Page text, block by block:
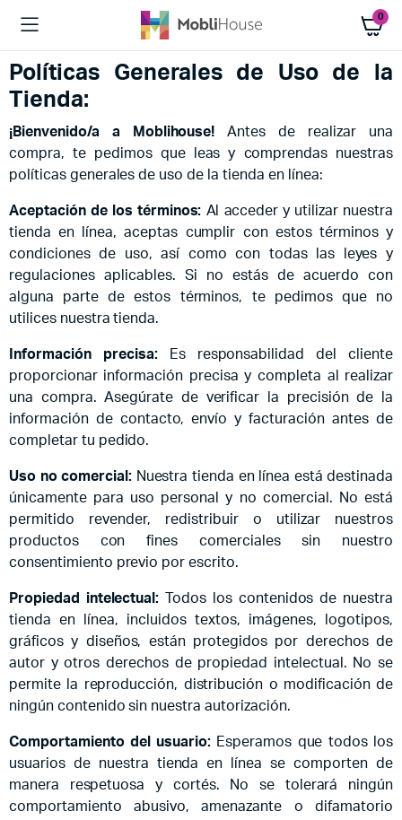
0
Políticas Generales de Uso de la
Tienda:
¡Bienvenido/a a Moblihouse! Antes de realizar una
compra, te pedimos que leas y comprendas nuestras
políticas generales de uso de la tienda en línea:
Aceptación de los términos: Al acceder y utilizar nuestra
tienda en línea, aceptas cumplir con estos términos y
condiciones de uso, así como con todas las leyes y
regulaciones aplicables. Si no estás de acuerdo con
alguna parte de estos términos, te pedimos que no
utilices nuestra tienda.
Información precisa:Es responsabilidad del cliente
proporcionar información precisa y completa al realizar
una compra. Asegúrate de verificar la precisión de la
información de contacto, envío y facturación antes de
completar tu pedido.
Uso no comercial:Nuestra tienda en línea está destinada
únicamente para uso personal y no comercial. No está
permitido revender, redistribuir o utilizar nuestros
productos con fines comerciales sin nuestro
consentimiento previo por escrito.
Propiedad intelectual: Todos los contenidos de nuestra
tienda en línea, incluidos textos, imágenes, logotipos,
gráficos y diseños, están protegidos por derechos de
autor y otros derechos de propiedad intelectual. No se
permite la reproducción, distribución o modificación de
ningún contenido sin nuestra autorización.
Comportamiento del usuario: Esperamos que todos los
usuarios de nuestra tienda en línea se comporten de
manera respetuosa y cortés. No se tolerará ningún
comportamiento abusivo, amenazante o difamatorio